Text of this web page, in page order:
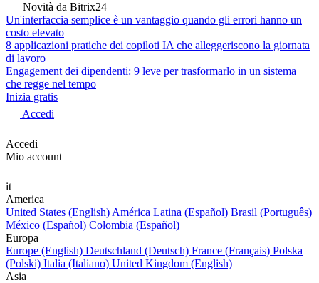
Novità da Bitrix24
Un'interfaccia semplice è un vantaggio quando gli errori hanno un
costo elevato
8 applicazioni pratiche dei copiloti IA che alleggeriscono la giornata
di lavoro
Engagement dei dipendenti: 9 leve per trasformarlo in un sistema
che regge nel tempo
Inizia gratis
Accedi
Accedi
Mio account
it
America
United States (English) América Latina (Español) Brasil (Português)
México (Español) Colombia (Español)
Europa
Europe (English) Deutschland (Deutsch) France (Français) Polska
(Polski) Italia (Italiano) United Kingdom (English)
Asia